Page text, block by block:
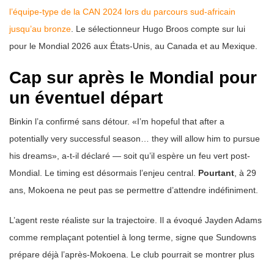
l’équipe-type de la CAN 2024 lors du parcours sud-africain
jusqu’au bronze . Le sélectionneur Hugo Broos compte sur lui
pour le Mondial 2026 aux États-Unis, au Canada et au Mexique.
Cap sur après le Mondial pour
un éventuel départ
Binkin l’a confirmé sans détour. «I’m hopeful that after a
potentially very successful season… they will allow him to pursue
his dreams», a-t-il déclaré — soit qu’il espère un feu vert post-
Mondial. Le timing est désormais l’enjeu central. Pourtant , à 29
ans, Mokoena ne peut pas se permettre d’attendre indéfiniment.
L’agent reste réaliste sur la trajectoire. Il a évoqué Jayden Adams
comme remplaçant potentiel à long terme, signe que Sundowns
prépare déjà l’après-Mokoena. Le club pourrait se montrer plus